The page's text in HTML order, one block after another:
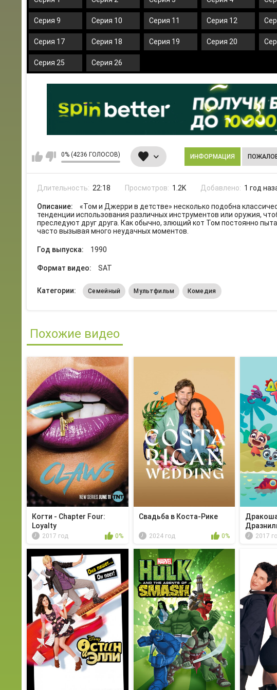
Серия 9 Серия 10 Серия 11 Серия 12
Серия 17 Серия 18 Серия 19 Серия 20
Серия 25 Серия 26
0% (4236 ГОЛОСОВ) ИНФОРМАЦИЯ
Длительность: 22:18 Просмотров: 1.2K Добавлено: 1 год
Описание:
«Том и Джерри в детстве» несколько подобна
тенденции использования различных инструментов или оружия,
преследуют друг друга. Как обычно, злющий кот Том постоянно
часто вызывая много неудачных моментов.
Год выпуска: 1990
Формат видео: SAT
Категории: Семейный Мультфильм Комедия
Похожие видео
Когти - Chapter Four:
Loyalty
2017 год 0%
Свадьба в Коста-Рике
2024 год 0% 2017